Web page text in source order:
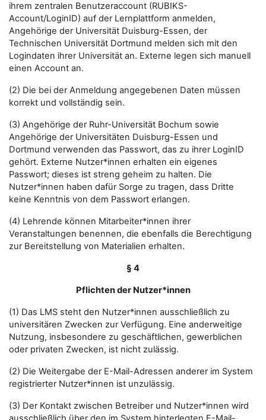
ihrem zentralen Benutzeraccount (RUBIKS-
Account/LoginID) auf der Lernplattform anmelden,
Angehörige der Universität Duisburg-Essen, der
Technischen Universität Dortmund melden sich mit den
Logindaten ihrer Universität an. Externe legen sich manuell
einen Account an.
(2) Die bei der Anmeldung angegebenen Daten müssen
korrekt und vollständig sein.
(3) Angehörige der Ruhr-Universität Bochum sowie
Angehörige der Universitäten Duisburg-Essen und
Dortmund verwenden das Passwort, das zu ihrer LoginID
gehört. Externe Nutzer*innen erhalten ein eigenes
Passwort; dieses ist streng geheim zu halten. Die
Nutzer*innen haben dafür Sorge zu tragen, dass Dritte
keine Kenntnis von dem Passwort erlangen.
(4) Lehrende können Mitarbeiter*innen ihrer
Veranstaltungen benennen, die ebenfalls die Berechtigung
zur Bereitstellung von Materialien erhalten.
§ 4
Pflichten der Nutzer*innen
(1) Das LMS steht den Nutzer*innen ausschließlich zu
universitären Zwecken zur Verfügung. Eine anderweitige
Nutzung, insbesondere zu geschäftlichen, gewerblichen
oder privaten Zwecken, ist nicht zulässig.
(2) Die Weitergabe der E-Mail-Adressen anderer im System
registrierter Nutzer*innen ist unzulässig.
(3) Der Kontakt zwischen Betreiber und Nutzer*innen wird